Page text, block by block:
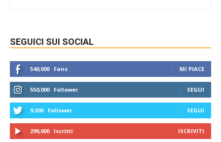
SEGUICI SUI SOCIAL
540,000 Fans MI PIACE
550,000 Follower SEGUI
9,300 Follower SEGUI
290,000 Iscritti ISCRIVITI